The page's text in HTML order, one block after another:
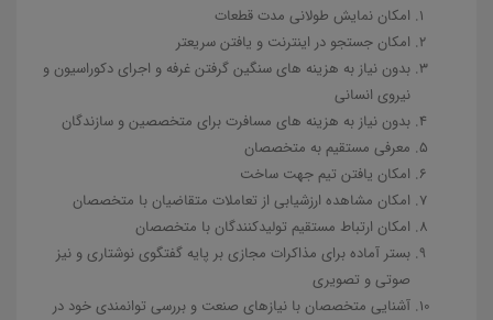
امکان نمایش طولانی مدت قطعات
امکان جستجو در اینترنت و یافتن سریعتر
بدون نیاز به هزینه های سنگین گرفتن غرفه و اجرای دکوراسیون و
نیروی انسانی
بدون نیاز به هزینه های مسافرت برای متخصصین و سازندگان
معرفی مستقیم به متخصصان
امکان یافتن تیم جهت ساخت
امکان مشاهده ارزشیابی از تعاملات متقاضیان با متخصصان
امکان ارتباط مستقیم تولیدکنندگان با متخصصان
بستر آماده برای مذاکرات مجازی بر پایه گفتگوی نوشتاری و نیز
صوتی و تصویری
آشنایی متخصصان با نیازهای صنعت و بررسی توانمندی خود در